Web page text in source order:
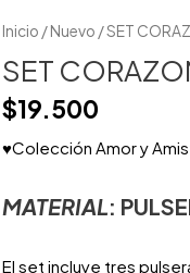
Inicio /Nuevo / SET
SET
$19.500
♥Colección Amor y
MATERIAL:
El set incluye tres
SET
CORAZON
NACAR
x3
cantidad